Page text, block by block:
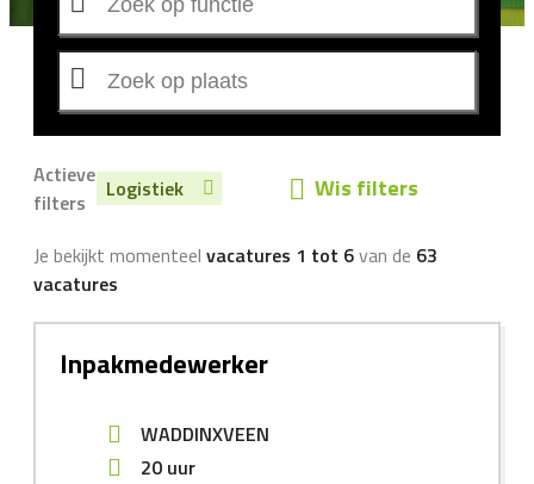
Actieve
filters
Logistiek Wis filters
Je bekijkt momenteel vacatures 1 tot 6van de 63
vacatures
Inpakmedewerker
WADDINXVEEN
20 uur